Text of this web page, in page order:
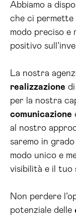
Abbiamo a
che ci
modo preciso
positivo
La nostra
realizzazione di
per la nostra
comunicazione
al nostro
saremo in
modo unico e
visibilità e il tuo
Non perdere
potenziale delle